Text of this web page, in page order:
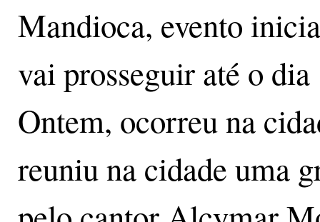
Mandioca, evento
vai prosseguir até o
Ontem, ocorreu na
reuniu na cidade uma